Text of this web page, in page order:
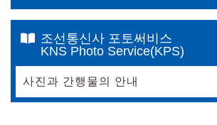
조선통신사 포토써비스
KNS Photo Service(KPS)
사진과 간행물의 안내